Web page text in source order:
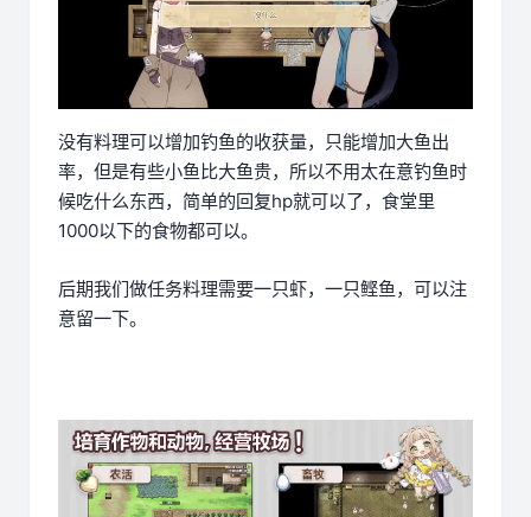
没有料理可以增加钓鱼的收获量，只能增加大鱼出
率，但是有些小鱼比大鱼贵，所以不用太在意钓鱼时
候吃什么东西，简单的回复hp就可以了，食堂里
1000以下的食物都可以。
后期我们做任务料理需要一只虾，一只鲣鱼，可以注
意留一下。